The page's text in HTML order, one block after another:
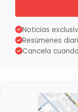
Noticias
Resúmenes
Cancela